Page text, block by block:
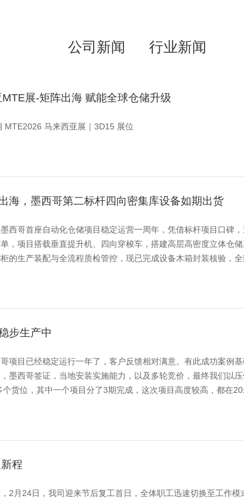
公司新闻 行业新闻
展-矩阵出海 赋能全球仓储升级
MTE2026 马来西亚展｜3D15 展位
海，墨西哥第二标杆四向密集库设备如期出货
西哥首座自动化仓储项目稳定运营一周年，凭借标杆项目口碑
，项目搭载垂直提升机、四向穿梭车，搭建高层高密度立体仓
的生产装配与全流程质检管控，现已完成设备木箱封装核验，全
步生产中
项目已经稳定运行一年了，客户反馈相对满意。有此成功案例
墨西哥签证，当地安装实施能力，以及多轮竞价，最终我们以
货位，其中一个项目分了3期完成，这次项目高度较高，都在20
程
2月24日，我司迎来节后复工首日，全体职工迅速切换至工作